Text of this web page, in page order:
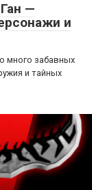
—
и
много забавных
и тайных